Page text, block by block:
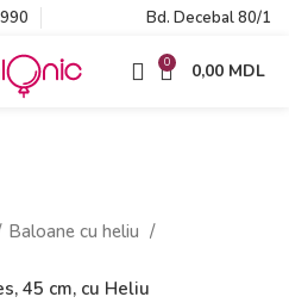
Bd. Decebal 80/1
0 0,00 MDL
Baloane cu heliu
45 cm, cu Heliu